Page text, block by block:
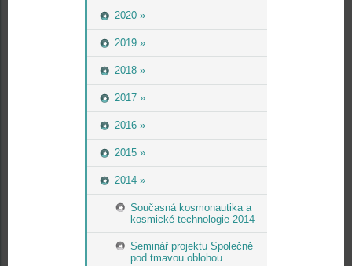
2020 »
2019 »
2018 »
2017 »
2016 »
2015 »
2014 »
Současná kosmonautika a
kosmické technologie 2014
Seminář projektu Společně
pod tmavou oblohou